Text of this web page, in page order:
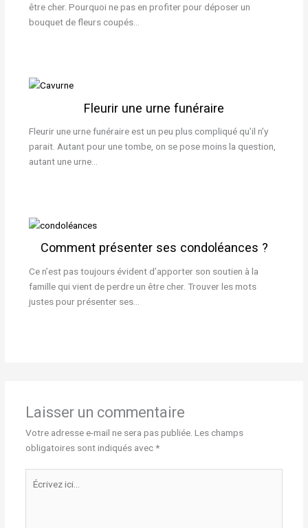
être cher. Pourquoi ne pas en profiter pour déposer un
bouquet de fleurs coupés…
Fleurir une urne funéraire
Fleurir une urne funéraire est un peu plus compliqué qu’il n’y
parait. Autant pour une tombe, on se pose moins la question,
autant une urne…
Comment présenter ses condoléances ?
Ce n’est pas toujours évident d’apporter son soutien à la
famille qui vient de perdre un être cher. Trouver les mots
justes pour présenter ses…
Laisser un commentaire
Votre adresse e-mail ne sera pas publiée. Les champs
obligatoires sont indiqués avec*
ici…